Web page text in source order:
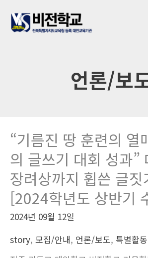
언론/보
“기름진 땅 훈련의 열
의 글쓰기 대회 성과”
장려상까지 휩쓴 글짓
[2024학년도 상반기
2024년 09월 12일
story, 모집/안내, 언론/보도, 특별활동
스
트